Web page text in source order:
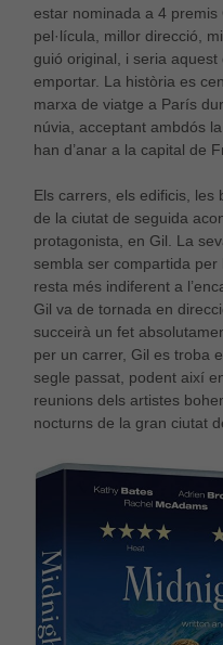
estar nominada a 4
pel·lícula, millor direcció,
guió original, i seria
emportar. La història es
marxa de viatge a París
núvia, acceptant ambdós
han d’anar a la capital de
Els carrers, els edificis, les
de la ciutat de seguida
protagonista, en Gil. La
sembla ser compartida
resta més indiferent a
Gil va de tornada en
succeirà un fet
per un carrer, Gil es troba
segle passat, podent així
reunions dels artistes
nocturns de la gran ciutat